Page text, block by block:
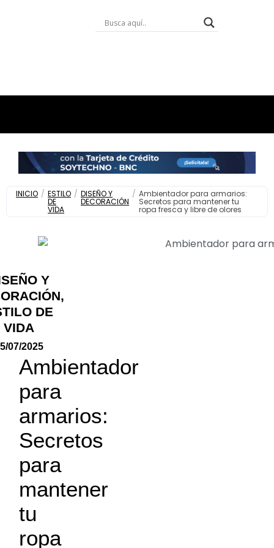
INICIO / ESTILO
DE
VIDA
/ DISEÑO Y
DECORACIÓN
/ Ambientador para armarios:
Secretos para mantener tu
ropa fresca y libre de olores
Y
,
DE
VIDA
07/2025
Ambientador
para
armarios:
Secretos
para
mantener
tu
ropa